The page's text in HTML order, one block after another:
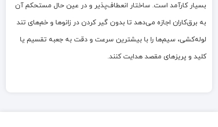
بسیار کارآمد است. ساختار انعطاف‌پذیر و در عین حال مستحکم آن
به برق‌کاران اجازه می‌دهد تا بدون گیر کردن در زانوها و خم‌های تند
لوله‌کشی، سیم‌ها را با بیشترین سرعت و دقت به جعبه تقسیم یا
کلید و پریزهای مقصد هدایت کنند.